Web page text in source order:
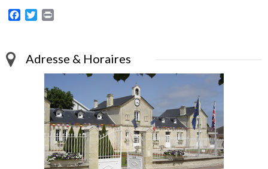
Facebook
Twitter
Adresse & Horaires